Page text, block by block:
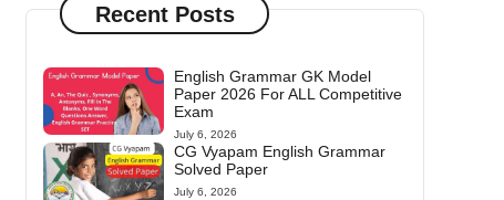
Recent Posts
English Grammar GK Model
Paper 2026 For ALL Competitive
Exam
July 6, 2026
CG Vyapam English Grammar
Solved Paper
July 6, 2026